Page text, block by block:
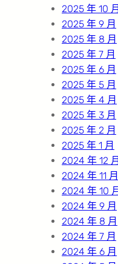
2025 年 10 月
2025 年 9 月
2025 年 8 月
2025 年 7 月
2025 年 6 月
2025 年 5 月
2025 年 4 月
2025 年 3 月
2025 年 2 月
2025 年 1 月
2024 年 12 月
2024 年 11 月
2024 年 10 月
2024 年 9 月
2024 年 8 月
2024 年 7 月
2024 年 6 月